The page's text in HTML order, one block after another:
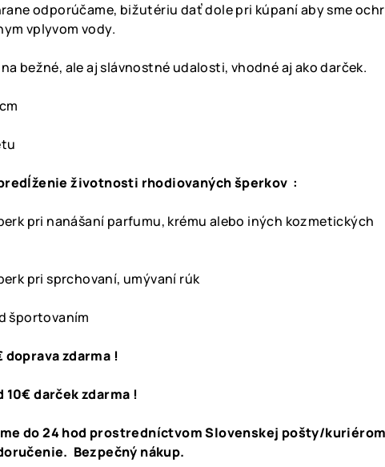
odporúčame, bižutériu dať dole pri kúpaní aby sme
vplyvom vody.
bežné, ale aj slávnostné udalosti, vhodné aj ako darček.
životnosti rhodiovaných šperkov :
pri nanášaní parfumu, krému alebo iných kozmetických
pri sprchovaní, umývaní rúk
športovaním
doprava zdarma !
10€ darček zdarma !
do 24 hod prostredníctvom Slovenskej pošty/
Bezpečný nákup.